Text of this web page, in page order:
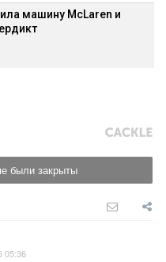
машину McLaren и
были закрыты
05:36